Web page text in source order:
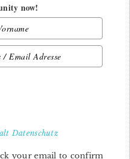
now!
Datenschutz
your email to confirm